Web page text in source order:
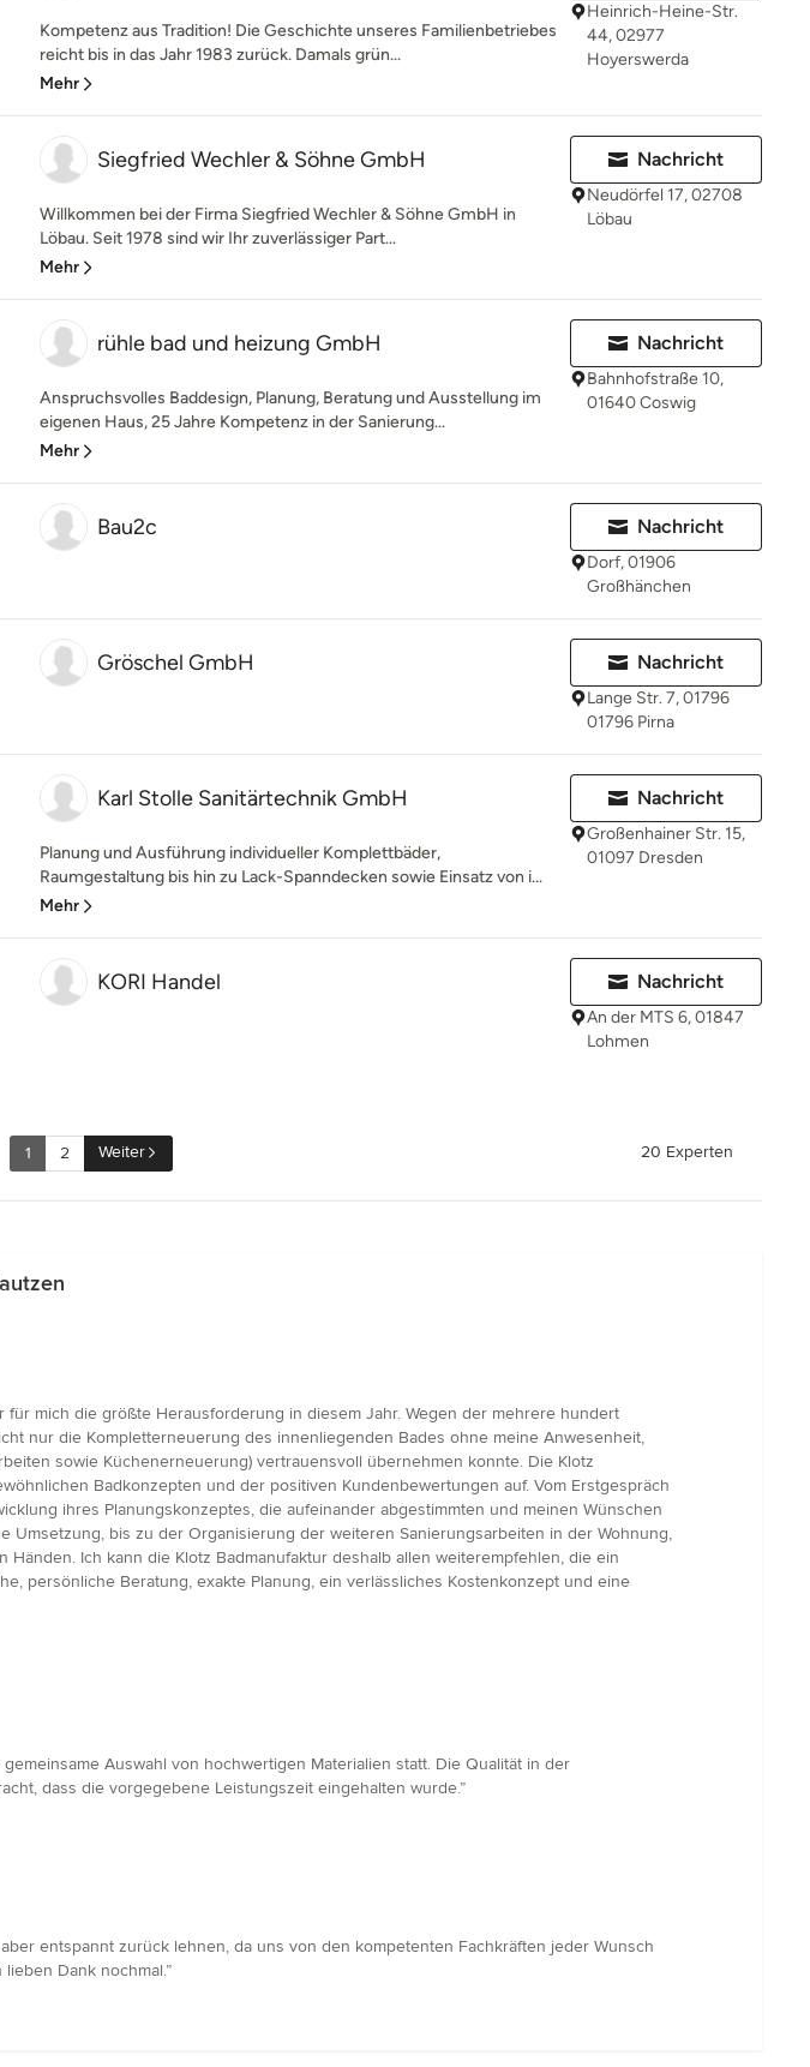
Kompetenz aus Tradition! Die Geschichte unseres Familienbetriebes
reicht bis in das Jahr 1983 zurück. Damals grün...
Mehr
Heinrich-Heine-Str.
44, 02977
Hoyerswerda
Siegfried Wechler & Söhne GmbH
Willkommen bei der Firma Siegfried Wechler & Söhne GmbH in
Löbau. Seit 1978 sind wir Ihr zuverlässiger Part...
Mehr
Nachricht
Neudörfel 17, 02708
Löbau
rühle bad und heizung GmbH
Anspruchsvolles Baddesign, Planung, Beratung und Ausstellung im
eigenen Haus, 25 Jahre Kompetenz in der Sanierung...
Mehr
Nachricht
Bahnhofstraße 10,
01640 Coswig
Bau2c Nachricht
Dorf, 01906
Großhänchen
Gröschel GmbH Nachricht
Lange Str. 7, 01796
01796 Pirna
Karl Stolle Sanitärtechnik GmbH
Planung und Ausführung individueller Komplettbäder,
Raumgestaltung bis hin zu Lack-Spanndecken sowie Einsatz von i...
Mehr
Nachricht
Großenhainer Str. 15,
01097 Dresden
KORI Handel Nachricht
An der MTS 6, 01847
Lohmen
1 2 Weiter 20 Experten
mich die größte Herausforderung in diesem Jahr. Wegen der mehrere hundert
nur die Kompletterneuerung des innenliegenden Bades ohne meine Anwesenheit,
sowie Küchenerneuerung) vertrauensvoll übernehmen konnte. Die Klotz
Badkonzepten und der positiven Kundenbewertungen auf. Vom Erstgespräch
ihres Planungskonzeptes, die aufeinander abgestimmten und meinen Wünschen
bis zu der Organisierung der weiteren Sanierungsarbeiten in der Wohnung,
Ich kann die Klotz Badmanufaktur deshalb allen weiterempfehlen, die ein
persönliche Beratung, exakte Planung, ein verlässliches Kostenkonzept und eine
Auswahl von hochwertigen Materialien statt. Die Qualität in der
dass die vorgegebene Leistungszeit eingehalten wurde.”
entspannt zurück lehnen, da uns von den kompetenten Fachkräften jeder Wunsch
Dank nochmal.”